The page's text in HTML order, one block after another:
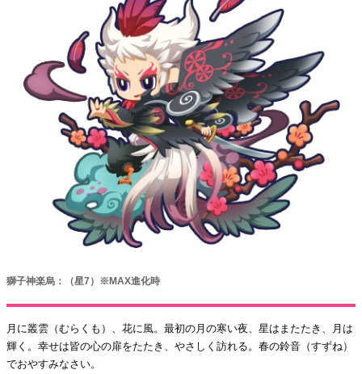
獅子神楽烏：（星7）※MAX進化時
月に叢雲（むらくも）、花に風。最初の月の寒い夜、星はまたたき、月は
輝く。幸せは皆の心の扉をたたき、やさしく訪れる。春の鈴音（すずね）
でおやすみなさい。